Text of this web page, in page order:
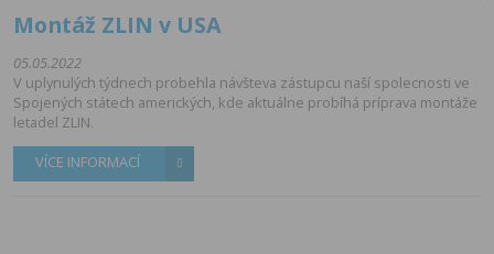
Montáž ZLIN v USA
05.05.2022
V uplynulých týdnech probehla návšteva zástupcu naší spolecnosti ve
Spojených státech amerických, kde aktuálne probíhá príprava montáže
letadel ZLIN.
VÍCE INFORMACÍ